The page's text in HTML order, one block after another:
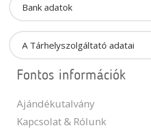
Bank adatok
A Tárhelyszolgáltató adatai
Fontos információk
Ajándékutalvány
Kapcsolat & Rólunk